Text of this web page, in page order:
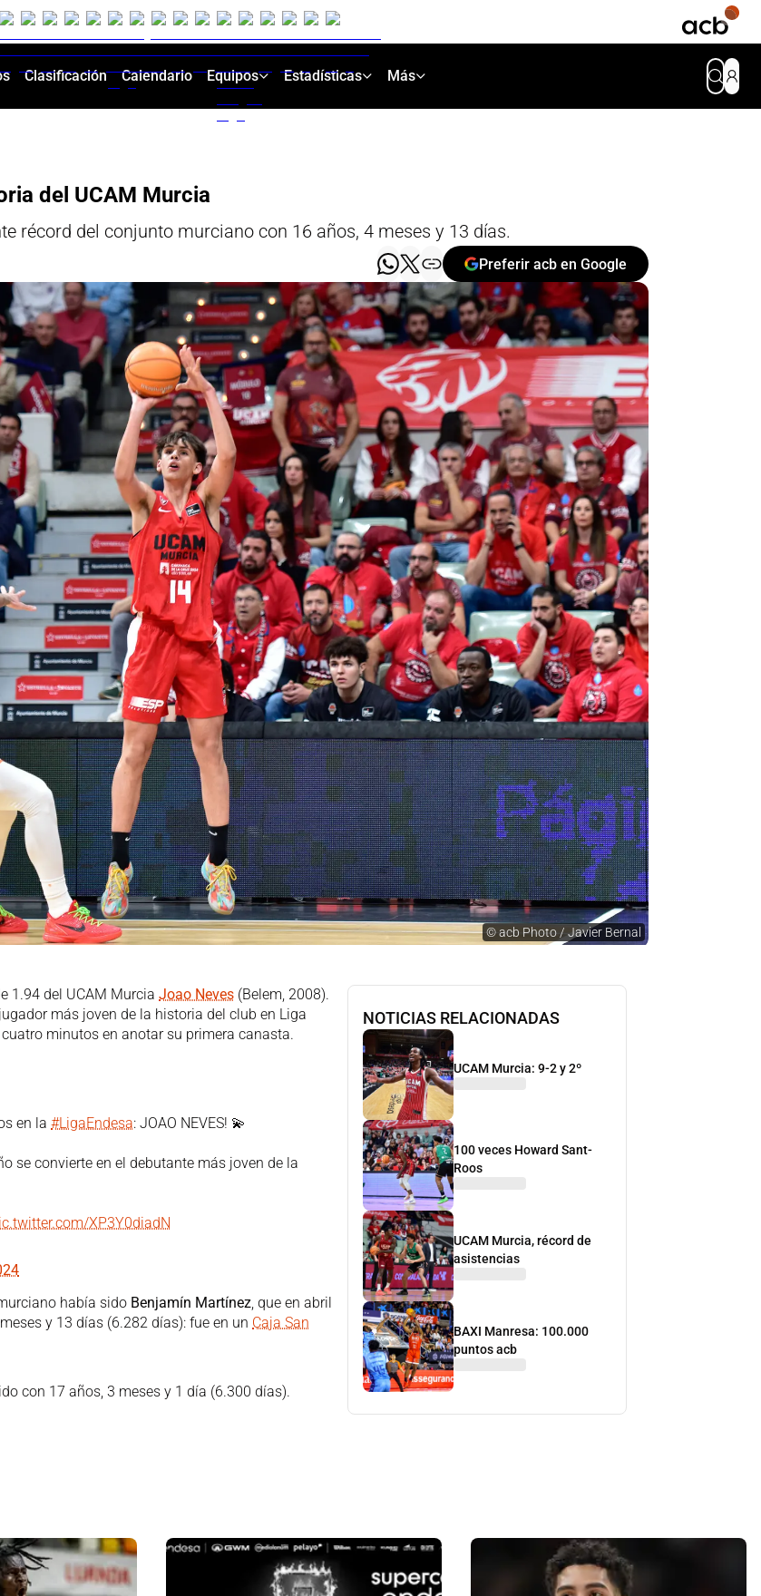
Clasificación Calendario Equipos Estadísticas Más
del UCAM Murcia
récord del conjunto murciano con 16 años, 4 meses y 13 días.
Preferir acb en Google
©acb Photo / Javier Bernal
1.94 del UCAM Murcia Joao Neves (Belem, 2008).
más joven de la historia del club en Liga
minutos en anotar su primera canasta.
en la #LigaEndesa: JOAO NEVES! 💫
se convierte en el debutante más joven de la
XP3Y0diadN
había sido Benjamín Martínez, que en abril
y 13 días (6.282 días): fue en un Caja San
con 17 años, 3 meses y 1 día (6.300 días).
NOTICIAS RELACIONADAS
UCAM Murcia: 9-2 y 2º
100 veces Howard Sant-
Roos
UCAM Murcia, récord de
asistencias
BAXI Manresa: 100.000
puntos acb